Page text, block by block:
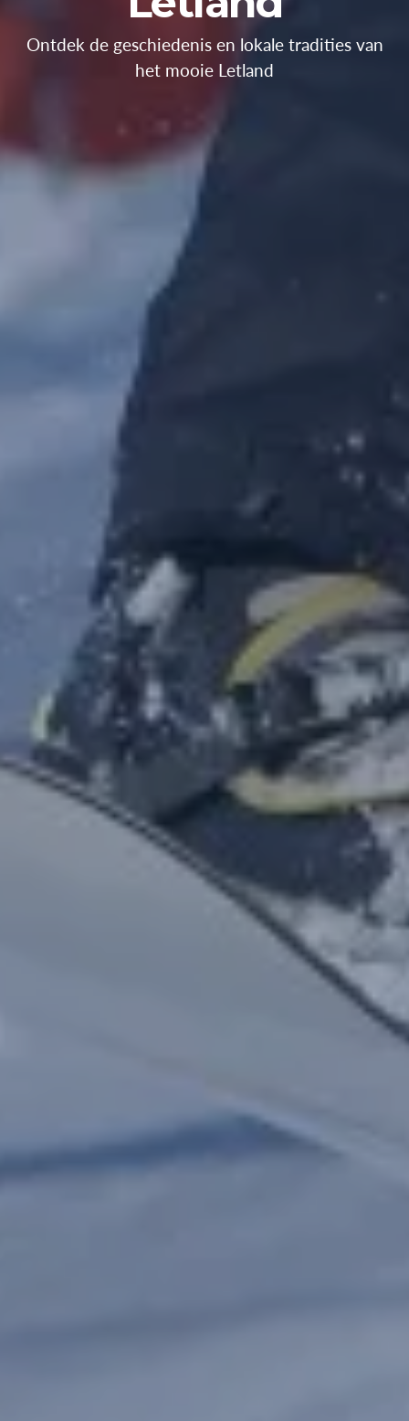
Ontdek de geschiedenis en lokale tradities van
het mooie Letland